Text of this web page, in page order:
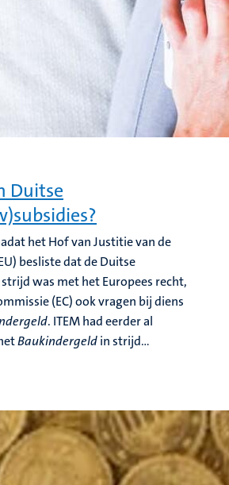
Duitse
het Hof van Justitie van de
besliste dat de Duitse
was met het Europees recht,
(EC) ook vragen bij diens
. ITEM had eerder al
Baukindergeldin strijd...